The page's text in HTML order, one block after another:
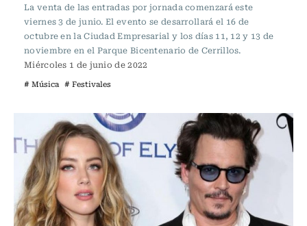
La venta de las entradas por jornada comenzará este
viernes 3 de junio. El evento se desarrollará el 16 de
octubre en la Ciudad Empresarial y los días 11, 12 y 13 de
noviembre en el Parque Bicentenario de Cerrillos.
Miércoles 1 de junio de 2022
# Música # Festivales